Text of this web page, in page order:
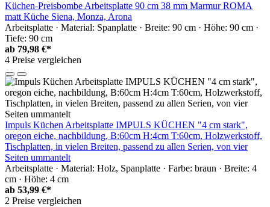
Küchen-Preisbombe Arbeitsplatte 90 cm 38 mm Marmur ROMA
matt Küche Siena, Monza, Arona
Arbeitsplatte · Material: Spanplatte · Breite: 90 cm · Höhe: 90 cm ·
Tiefe: 90 cm
ab 79,98 €*
4 Preise vergleichen
Impuls Küchen Arbeitsplatte IMPULS KÜCHEN "4 cm stark",
oregon eiche, nachbildung, B:60cm H:4cm T:60cm, Holzwerkstoff,
Tischplatten, in vielen Breiten, passend zu allen Serien, von vier
Seiten ummantelt
Arbeitsplatte · Material: Holz, Spanplatte · Farbe: braun · Breite: 4
cm · Höhe: 4 cm
ab 53,99 €*
2 Preise vergleichen